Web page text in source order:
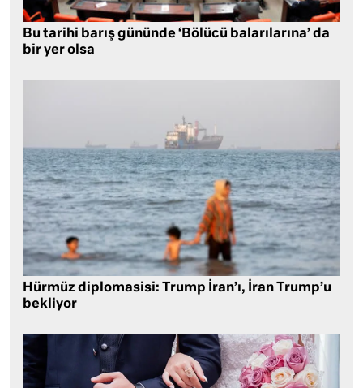
Bu tarihi barış gününde ‘Bölücü balarılarına’ da
bir yer olsa
Hürmüz diplomasisi: Trump İran’ı, İran Trump’u
bekliyor